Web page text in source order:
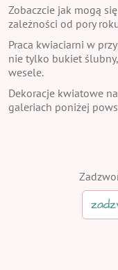
Zobaczcie jak mogą
zależności od pory
Praca kwiaciarni w
nie tylko bukiet
wesele.
Dekoracje kwiatowe
galeriach poniżej